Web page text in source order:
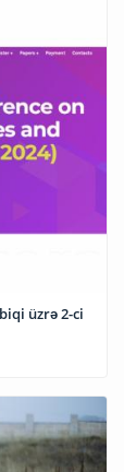
üzrə 2-ci